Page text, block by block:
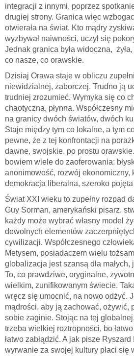
integracji z innymi, poprzez
drugiej strony. Granica więc
otwierała na świat. Kto mądry
wyzbywał naiwności, uczył się
Jednak granica była widoczna,
co nasze, co orawskie.
Dzisiaj Orawa staje w obliczu
niewidzialnej, zaborczej. Trudno ją
trudniej zrozumieć. Wymyka się co
chaotyczna, płynna. Współczesny
na granicy dwóch światów, dwóch
Staje między tym co lokalne, a tym
pewne, że z tej konfrontacji na
dawne, swojskie, po prostu
bowiem wiele do zaoferowania:
anonimowość, rozwój ekonomiczny,
demokracja liberalna, szeroko
Świat XXI wieku to zupełny rozpad
Guy Sorman, amerykański pisarz,
każdy może wybrać własny model
dowolnych elementów
cywilizacji. Współczesnego
Metysem, posiadaczem wielu
globalizacja jest szansą dla małych,
To, co prawdziwe, oryginalne,
wielkim, zunifikowanym świecie.
wręcz się umocnić, na nowo odżyć.
mądrości, aby ją zachować, ożywić,
sobie zaginie. Stojąc na tej
trzeba wielkiej roztropności, bo
łatwo zabłądzić. A jak pisze
wyrwanie za swojej kultury płaci się